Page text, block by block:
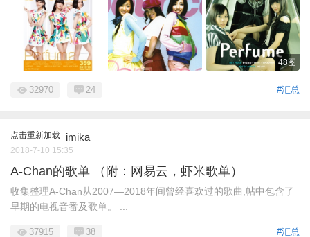
48图
#汇总
32970 24
点击重新加载 imika
2018-7-10 15:35
A-Chan的歌单 （附：网易云，虾米歌单）
收集整理A-Chan从2007—2018年间曾经喜欢过的歌曲,帖中包含了
早期的电视音番及歌单。 ...
#汇总
37915 38